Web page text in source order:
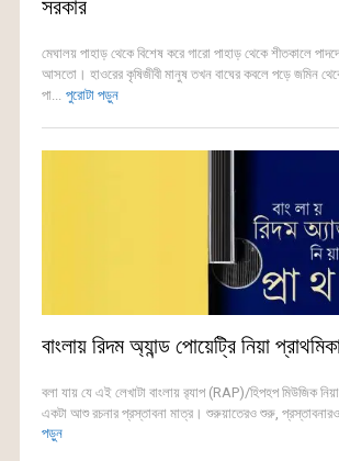
সরকার
মেঘালয় পাহাড় থেকে বিশেষ করে গারো পাহাড় থেকে শীতকালে
আসতো। হাওরের কৃষিজীবী মানুষ তখন বাঘের কবলে পড়ে জমিন
পা... পুরোটা পড়ুন
বাংলায় রিদম অ্যান্ড পোয়েট্রি নিয়া
বলা যায় যে এই লেখাটা বাংলায় র‍্যাপ (RAP)/হিপহপ মিউজিক
একটা আশু রচনার প্রস্তাবনা মাত্র। শুরুয়াতেরও শুরু,
পড়ুন